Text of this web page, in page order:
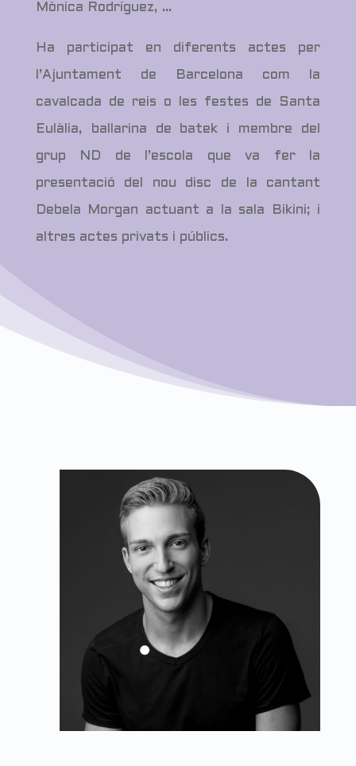
Mònica Rodríguez, …
Ha participat en diferents actes per
l’Ajuntament de Barcelona com la
cavalcada de reis o les festes de Santa
Eulàlia, ballarina de batek i membre del
grup ND de l’escola que va fer la
presentació del nou disc de la cantant
Debela Morgan actuant a la sala Bikini; i
altres actes privats i públics.